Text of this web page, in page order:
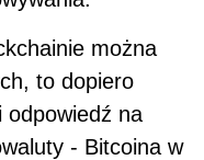
można
to dopiero
odpowiedź na
- Bitcoina w